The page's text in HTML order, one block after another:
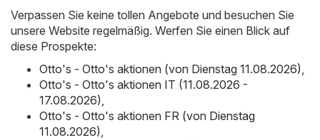
Verpassen Sie keine tollen Angebote und besuchen Sie
unsere Website regelmäßig. Werfen Sie einen Blick auf
diese Prospekte:
Otto's - Otto's aktionen (von Dienstag 11.08.2026)
Otto's - Otto's aktionen IT (11.08.2026 -
17.08.2026)
Otto's - Otto's aktionen FR (von Dienstag
11.08.2026)